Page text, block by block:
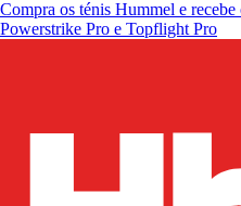
Compra os ténis Hummel e recebe
Powerstrike Pro e Topflight Pro